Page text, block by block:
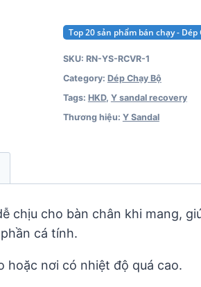
quantity
Top 20 sản phẩm bán chạy - Dép
SKU: RN-YS-RCVR-1
Category: Dép Chạy Bộ
Tags: HKD, Y sandal recovery
Thương hiệu: Y Sandal
chịu cho bàn chân khi mang,
cá tính.
hoặc nơi có nhiệt độ quá cao.